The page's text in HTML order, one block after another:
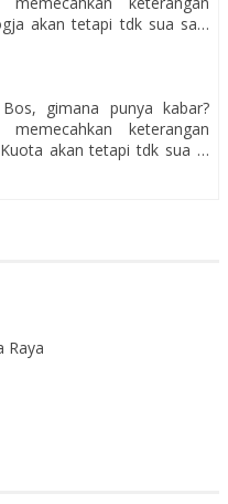
akan tetapi tdk sua sa…
gimana punya kabar?
keterangan
akan tetapi tdk sua …
Raya